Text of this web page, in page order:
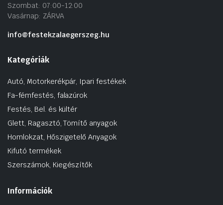
Szombat: 07:00-12:00
Vasárnap: ZÁRVA
info@festekzalaegerszeg.hu
Kategóriák
Autó, Motorkerékpár, Ipari festékek
Fa-fémfestés, falazúrok
Festés, Bel. és kültér
Glett, Ragasztó, Tömítő anyagok
Homlokzat, Hőszigetelő Anyagok
Kifutó termékek
Szerszámok, Kiegészítők
Információk